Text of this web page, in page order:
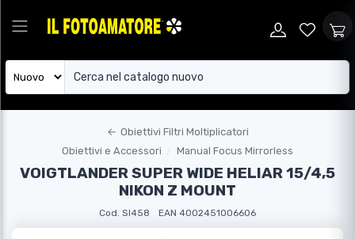
← Obiettivi Filtri Moltiplicatori
Obiettivi e Accessori
Manual Focus Mirrorless
VOIGTLANDER SUPER WIDE HELIAR 15/4,5
NIKON Z MOUNT
Cod. SI458 EAN 4002451006606